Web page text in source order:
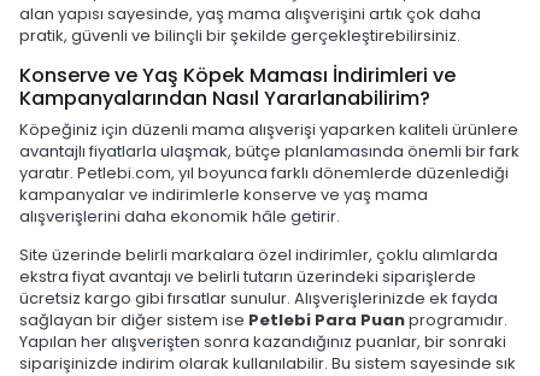
alan yapısı sayesinde, yaş mama alışverişini artık çok daha
pratik, güvenli ve bilinçli bir şekilde gerçekleştirebilirsiniz.
Konserve ve Yaş Köpek Maması İndirimleri ve
Kampanyalarından Nasıl Yararlanabilirim?
Köpeğiniz için düzenli mama alışverişi yaparken kaliteli ürünlere
avantajlı fiyatlarla ulaşmak, bütçe planlamasında önemli bir fark
yaratır. Petlebi.com, yıl boyunca farklı dönemlerde düzenlediği
kampanyalar ve indirimlerle konserve ve yaş mama
alışverişlerini daha ekonomik hâle getirir.
Site üzerinde belirli markalara özel indirimler, çoklu alımlarda
ekstra fiyat avantajı ve belirli tutarın üzerindeki siparişlerde
ücretsiz kargo gibi fırsatlar sunulur. Alışverişlerinizde ek fayda
sağlayan bir diğer sistem ise Petlebi Para Puanprogramıdır.
Yapılan her alışverişten sonra kazandığınız puanlar, bir sonraki
siparişinizde indirim olarak kullanılabilir. Bu sistem sayesinde sık